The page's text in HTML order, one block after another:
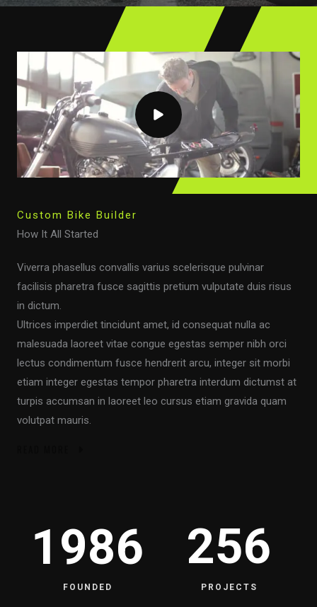
Custom Bike Builder
How It All Started
Viverra phasellus convallis varius scelerisque pulvinar
facilisis pharetra fusce sagittis pretium vulputate duis risus
in dictum.
Ultrices imperdiet tincidunt amet, id consequat nulla ac
malesuada laoreet vitae congue egestas semper nibh orci
lectus condimentum fusce hendrerit arcu, integer sit morbi
etiam integer egestas tempor pharetra interdum dictumst at
turpis accumsan in laoreet leo cursus etiam gravida quam
volutpat mauris.
1986
FOUNDED
256
PROJECTS